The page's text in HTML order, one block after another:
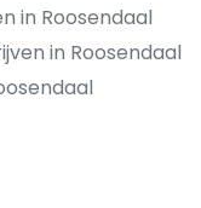
in Roosendaal
in Roosendaal